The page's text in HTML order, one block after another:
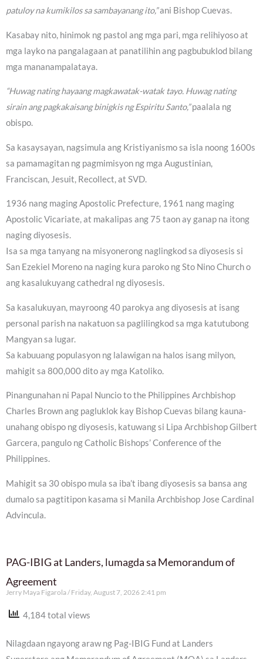
patuloy na kumikilos sa sambayanang ito,”ani Bishop Cuevas.
Kasabay nito, hinimok ng pastol ang mga pari, mga relihiyoso at
mga layko na pangalagaan at panatilihin ang pagbubuklod bilang
mga mananampalataya.
“Huwag nating hayaang magkawatak-watak tayo. Huwag nating
sirain ang pagkakaisang binigkis ng Espiritu Santo,”paalala ng
obispo.
Sa kasaysayan, nagsimula ang Kristiyanismo sa isla noong 1600s
sa pamamagitan ng pagmimisyon ng mga Augustinian,
Franciscan, Jesuit, Recollect, at SVD.
1936 nang maging Apostolic Prefecture, 1961 nang maging
Apostolic Vicariate, at makalipas ang 75 taon ay ganap na itong
naging diyosesis.
Isa sa mga tanyang na misyonerong naglingkod sa diyosesis si
San Ezekiel Moreno na naging kura paroko ng Sto Nino Church o
ang kasalukuyang cathedral ng diyosesis.
Sa kasalukuyan, mayroong 40 parokya ang diyosesis at isang
personal parish na nakatuon sa paglilingkod sa mga katutubong
Mangyan sa lugar.
Sa kabuuang populasyon ng lalawigan na halos isang milyon,
mahigit sa 800,000 dito ay mga Katoliko.
Pinangunahan ni Papal Nuncio to the Philippines Archbishop
Charles Brown ang pagluklok kay Bishop Cuevas bilang kauna-
unahang obispo ng diyosesis, katuwang si Lipa Archbishop Gilbert
Garcera, pangulo ng Catholic Bishops’ Conference of the
Philippines.
Mahigit sa 30 obispo mula sa iba’t ibang diyosesis sa bansa ang
dumalo sa pagtitipon kasama si Manila Archbishop Jose Cardinal
Advincula.
PAG-IBIG at Landers, lumagda sa Memorandum of
Agreement
Jerry Maya Figarola Friday, August 7, 2026 2:41 pm
4,184 total views
Nilagdaan ngayong araw ng Pag-IBIG Fund at Landers